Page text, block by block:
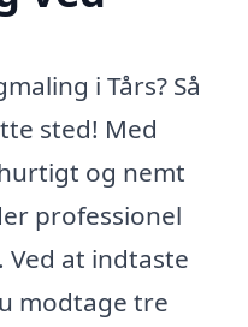
i Tårs? Så
sted! Med
og nemt
professionel
at indtaste
modtage tre